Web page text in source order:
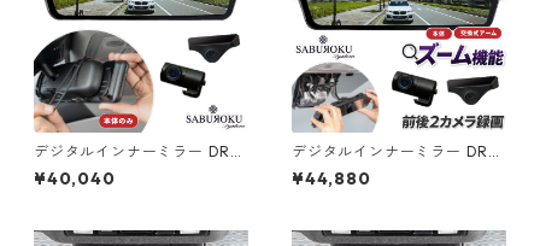
デジタルインナーミラー DRM
R490（本体のみ） [ ドライブ
レコーダー ミラー製 ミラー型
ンナーミラー 駐車監視 ドラレ
¥40,040
デジタルインナーミラー DRM
R490（本体＋アーム）【スズ
キ専用】 [ ドライブレコーダ
ドラレコ デジタルインナーミ
¥44,880